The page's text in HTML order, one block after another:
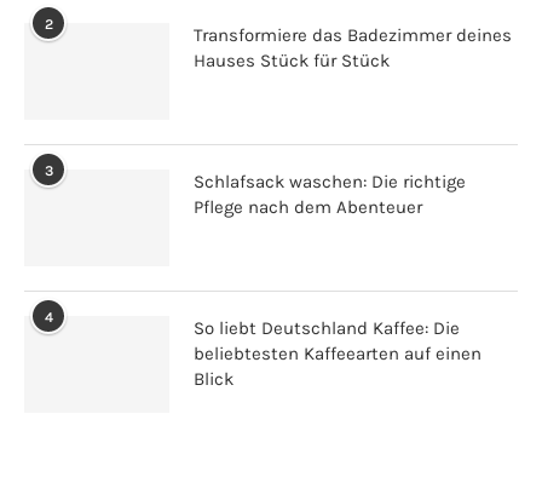
2
Transformiere das Badezimmer deines
Hauses Stück für Stück
3
Schlafsack waschen: Die richtige
Pflege nach dem Abenteuer
4
So liebt Deutschland Kaffee: Die
beliebtesten Kaffeearten auf einen
Blick